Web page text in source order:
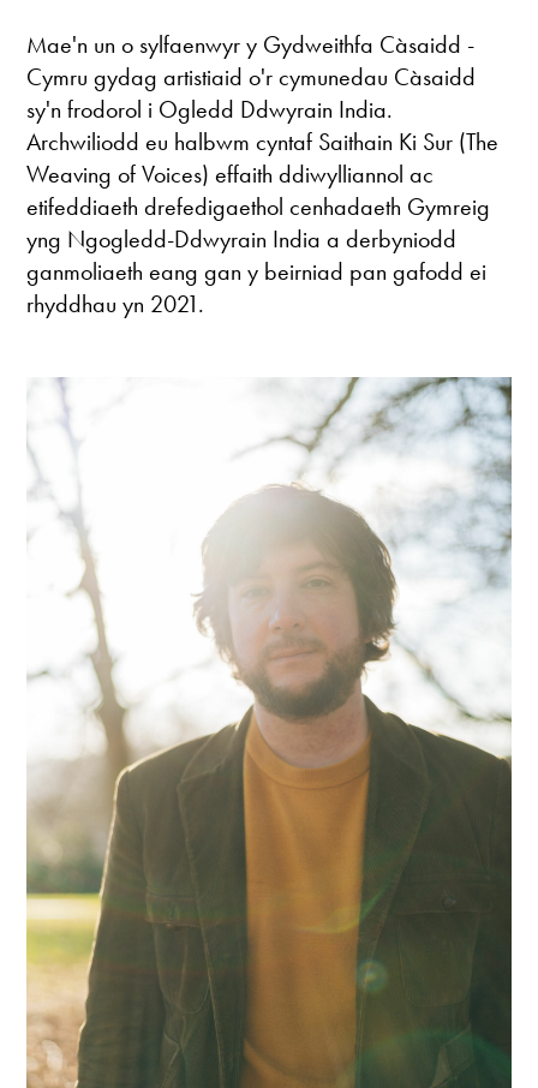
Mae'n un o sylfaenwyr y Gydweithfa Càsaidd -
Cymru gydag artistiaid o'r cymunedau Càsaidd
sy'n frodorol i Ogledd Ddwyrain India.
Archwiliodd eu halbwm cyntaf Saithain Ki Sur (The
Weaving of Voices) effaith ddiwylliannol ac
etifeddiaeth drefedigaethol cenhadaeth Gymreig
yng Ngogledd-Ddwyrain India a derbyniodd
ganmoliaeth eang gan y beirniad pan gafodd ei
rhyddhau yn 2021.